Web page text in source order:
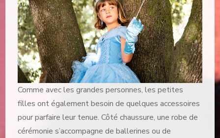
Comme avec les grandes personnes, les petites
filles ont également besoin de quelques accessoires
pour parfaire leur tenue. Côté chaussure, une robe de
cérémonie s’accompagne de ballerines ou de